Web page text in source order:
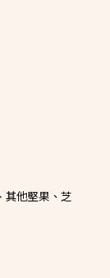
其他堅果、芝